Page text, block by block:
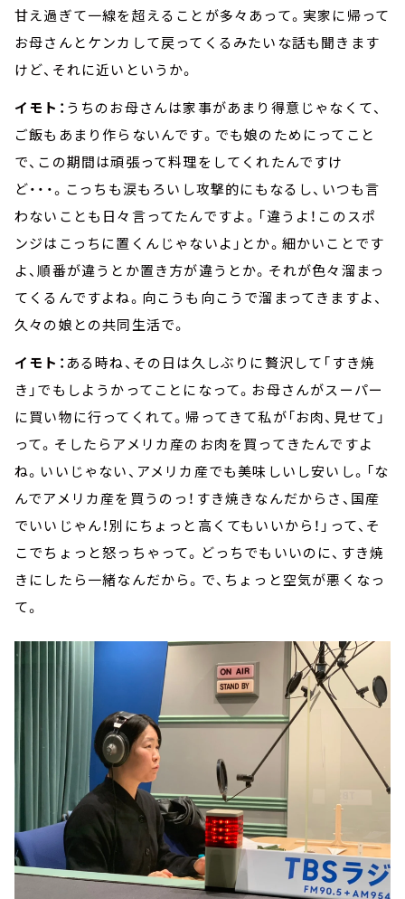
甘え過ぎて一線を超えることが多々あって。実家に帰って
お母さんとケンカして戻ってくるみたいな話も聞きます
けど、それに近いというか。
イモト： うちのお母さんは家事があまり得意じゃなくて、
ご飯もあまり作らないんです。でも娘のためにってこと
で、この期間は頑張って料理をしてくれたんですけ
ど・・・。こっちも涙もろいし攻撃的にもなるし、いつも言
わないことも日々言ってたんですよ。「違うよ！このスポ
ンジはこっちに置くんじゃないよ」とか。細かいことです
よ、順番が違うとか置き方が違うとか。それが色々溜まっ
てくるんですよね。向こうも向こうで溜まってきますよ、
久々の娘との共同生活で。
イモト： ある時ね、その日は久しぶりに贅沢して「すき焼
き」でもしようかってことになって。お母さんがスーパー
に買い物に行ってくれて。帰ってきて私が「お肉、見せて」
って。そしたらアメリカ産のお肉を買ってきたんですよ
ね。いいじゃない、アメリカ産でも美味しいし安いし。「な
んでアメリカ産を買うのっ！すき焼きなんだからさ、国産
でいいじゃん！別にちょっと高くてもいいから！」って、そ
こでちょっと怒っちゃって。どっちでもいいのに、すき焼
きにしたら一緒なんだから。で、ちょっと空気が悪くなっ
て。